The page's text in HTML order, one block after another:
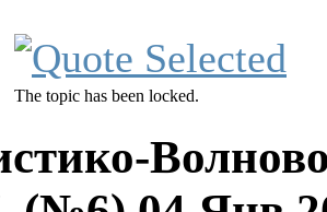
The topic has been locked.